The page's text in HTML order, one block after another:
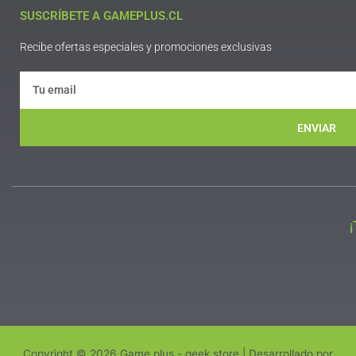
SUSCRÍBETE A GAMEPLUS.CL
Recibe ofertas especiales y promociones exclusivas
ENVIAR
Copyright © 2026 Game plus - geek store | Desarrollado por